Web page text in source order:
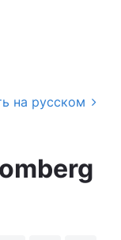
на русском